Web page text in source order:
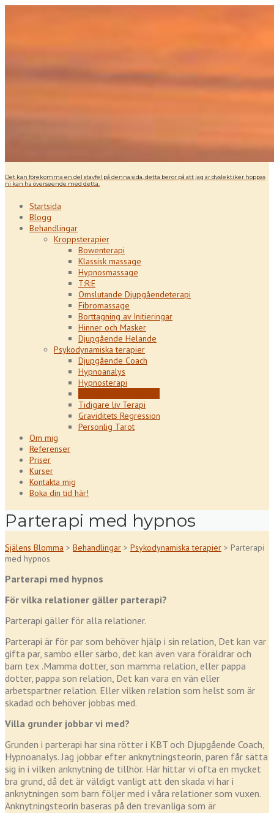
Det kan förekomma en del stavfel på denna sida, detta beror på att jag är dyslektiker hoppas
ni kan ha överseende med detta.
Startsida
Blogg
Behandlingar
Kroppsterapier
Bowenterapi
Klassisk massage
Hypnosmassage
T:R:E
Omslutande Djupgåendeterapi
Fibromassage
Borttagning av Initieringar
Hinner och Masker
Djupgående Helande
Psykodynamiska terapier
Djupgående Coach
Hypnoanalys
Hypnosterapi
Tidigare liv Terapi
Graviditets Regression
Personlig Tarot
Om mig
Referenser
Priser
Kurser
Kontakta mig
Boka din tid här!
Parterapi med hypnos
Själens Blomma > Behandlingar > Psykodynamiska terapier > Parterapi
med hypnos
Parterapi med hypnos
För vilka relationer gäller parterapi?
Parterapi gäller för alla relationer.
Parterapi är för par som behöver hjälp i sin relation, Det kan var
gifta par, sambo eller särbo, det kan även vara föräldrar och
barn tex .Mamma dotter, son mamma relation, eller pappa
dotter, pappa son relation, Det kan vara en vän eller
arbetspartner relation. Eller vilken relation som helst som är
skadad och behöver jobbas med.
Villa grunder jobbar vi med?
Grunden i parterapi har sina rötter i KBT och Djupgående Coach,
Hypnoanalys. Jag jobbar efter anknytningsteorin, paren får sätta
sig in i vilken anknytning de tillhör. Här hittar vi ofta en mycket
bra grund, då det är väldigt vanligt att den skada vi har i
anknytningen som barn följer med i våra relationer som vuxen.
Anknytningsteorin baseras på den trevanliga som är